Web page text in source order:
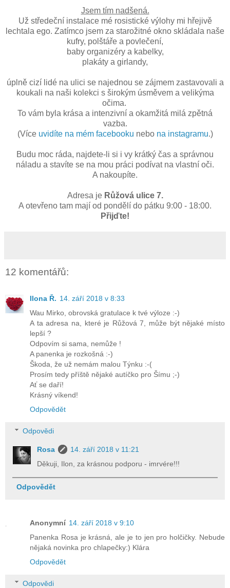
Jsem tím nadšená.
Už středeční instalace mé rosistické výlohy mi hřejivě
lechtala ego. Zatímco jsem za starožitné okno skládala naše
kufry, polštáře a povlečení,
baby organizéry a kabelky,
plakáty a girlandy,
úplně cizí lidé na ulici se najednou se zájmem zastavovali a
koukali na naši kolekci s širokým úsměvem a velikýma
očima.
To vám byla krása a intenzivní a okamžitá milá zpětná
vazba.
(Více uvidíte na mém facebooku nebo na instagramu.)
Budu moc ráda, najdete-li si i vy krátký čas a správnou
náladu a stavíte se na mou práci podívat na vlastní oči.
A nakoupíte.
Adresa je Růžová ulice 7.
A otevřeno tam mají od pondělí do pátku 9:00 - 18:00.
Přijďte!
12 komentářů:
Ilona Ř. 14. září 2018 v 8:33
Wau Mirko, obrovská gratulace k tvé výloze :-)
A ta adresa na, které je Růžová 7, může být nějaké místo
lepší ?
Odpovím si sama, nemůže !
A panenka je rozkošná :-)
Škoda, že už nemám malou Týnku :-(
Prosím tedy příště nějaké autíčko pro Šímu ;-)
Ať se daří!
Krásný víkend!
Odpovědět
Odpovědi
Rosa
14. září 2018 v 11:21
Děkuji, Ilon, za krásnou podporu - imrvére!!!
Odpovědět
Anonymní 14. září 2018 v 9:10
Panenka Rosa je krásná, ale je to jen pro holčičky. Nebude
nějaká novinka pro chlapečky:) Klára
Odpovědět
Odpovědi